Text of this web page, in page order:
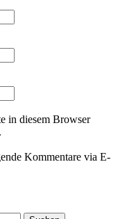
in diesem Browser
Kommentare via E-